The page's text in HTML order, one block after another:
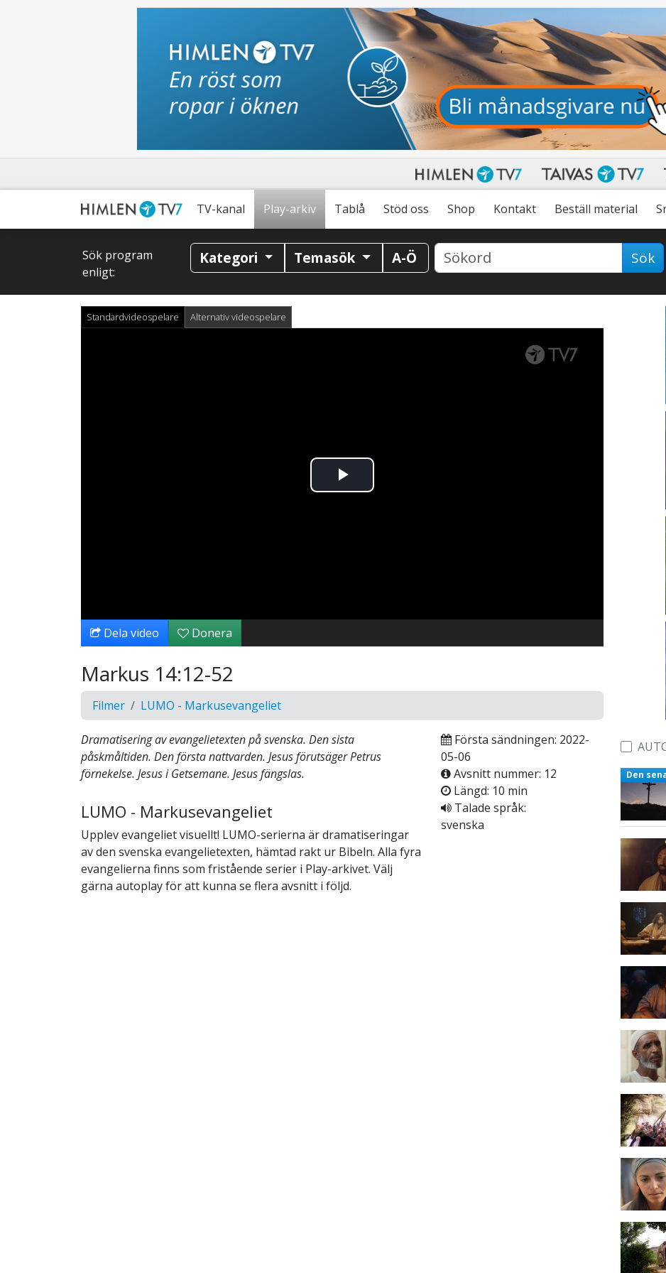
TV-kanal Play-arkiv Tablå Stöd oss Shop Kontakt Beställ material
Sök program
enligt:
Kategori Temasök A-Ö Sök
Standardvideospelare Alternativ videospelare
Spela
Dela video Donera
Markus 14:12-52
Filmer LUMO - Markusevangeliet
Dramatisering av evangelietexten på svenska. Den sista
påskmåltiden. Den första nattvarden. Jesus förutsäger Petrus
förnekelse. Jesus i Getsemane. Jesus fängslas.
LUMO - Markusevangeliet
Upplev evangeliet visuellt! LUMO-serierna är dramatiseringar
av den svenska evangelietexten, hämtad rakt ur Bibeln. Alla fyra
evangelierna finns som fristående serier i Play-arkivet. Välj
gärna autoplay för att kunna se flera avsnitt i följd.
Första sändningen: 2022-
05-06
Avsnitt nummer: 12
Längd: 10 min
Talade språk:
svenska
Den